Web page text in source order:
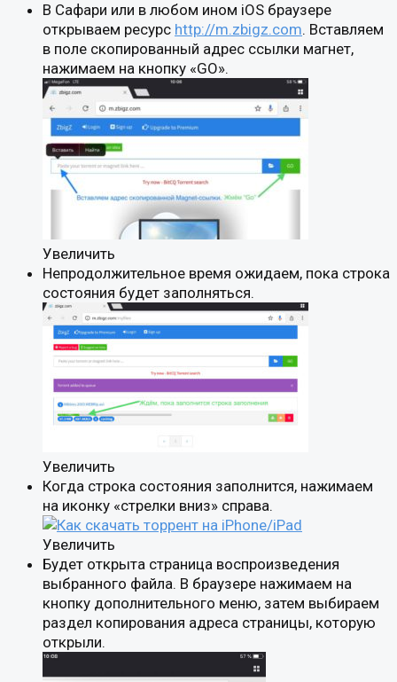
В Сафари или в любом ином iOS браузере
открываем ресурс http://m.zbigz.com. Вставляем
в поле скопированный адрес ссылки магнет,
нажимаем на кнопку «GO».
Увеличить
Непродолжительное время ожидаем, пока строка
состояния будет заполняться.
Увеличить
Когда строка состояния заполнится, нажимаем
на иконку «стрелки вниз» справа.
Увеличить
Будет открыта страница воспроизведения
выбранного файла. В браузере нажимаем на
кнопку дополнительного меню, затем выбираем
раздел копирования адреса страницы, которую
открыли.